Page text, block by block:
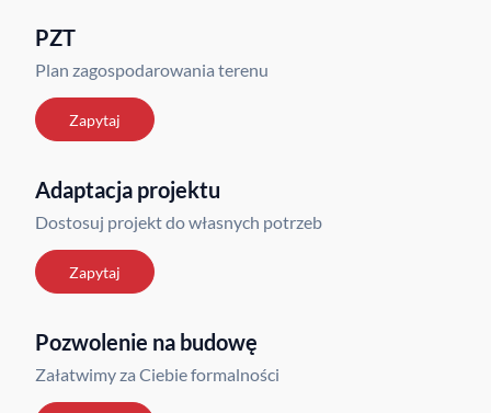
PZT
Plan zagospodarowania terenu
Zapytaj
Adaptacja projektu
Dostosuj projekt do własnych potrzeb
Zapytaj
Pozwolenie na budowę
Załatwimy za Ciebie formalności